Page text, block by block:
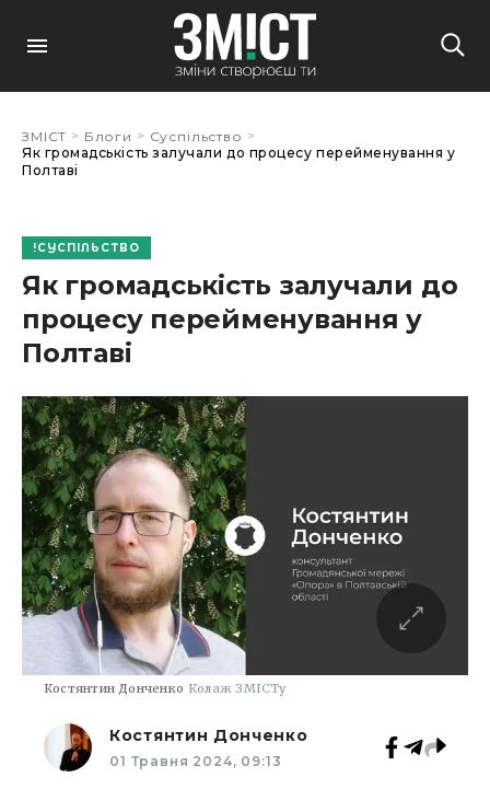
ЗМІСТ > Блоги > Суспільство >
Як громадськість залучали до процесу перейменування у
Полтаві
СУСПІЛЬСТВО
Як громадськість залучали до
процесу перейменування у
Полтаві
Костянтин Донченко Колаж ЗМІСТу
Костянтин Донченко
01 Травня 2024, 09:13